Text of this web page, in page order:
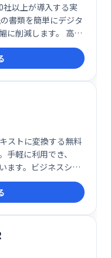
社以上が導入する実
書類を簡単にデジタ
に削減します。 高い
現。 スキャンした画
様々な業務に活用
ストに変換する無料
手軽に利用でき、
ます。ビジネスシー
のデジタル化を効率
ピーディーなテキス